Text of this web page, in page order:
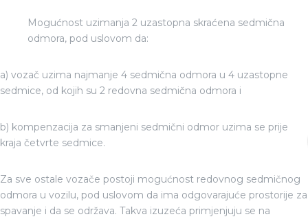
Mogućnost uzimanja 2 uzastopna skraćena sedmična
odmora, pod uslovom da:
a) vozač uzima najmanje 4 sedmična odmora u 4 uzastopne
sedmice, od kojih su 2 redovna sedmična odmora i
b) kompenzacija za smanjeni sedmični odmor uzima se prije
kraja četvrte sedmice.
Za sve ostale vozače postoji mogućnost redovnog sedmičnog
odmora u vozilu, pod uslovom da ima odgovarajuće prostorije za
spavanje i da se održava. Takva izuzeća primjenjuju se na